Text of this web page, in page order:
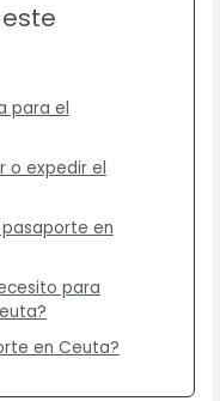
para el
o expedir el
en
para
en Ceuta?